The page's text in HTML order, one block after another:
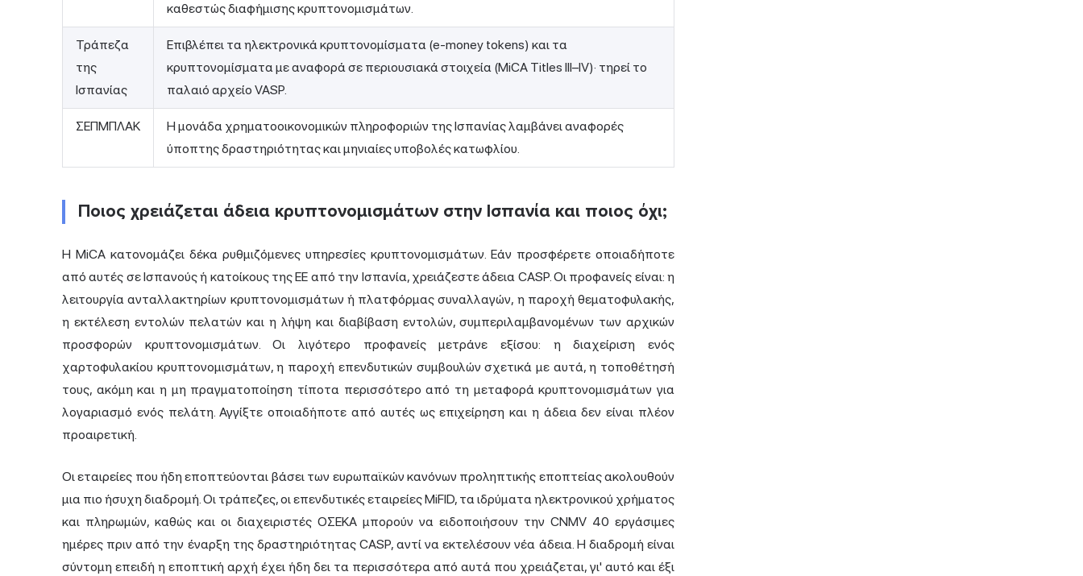
καθεστώς διαφήμισης κρυπτονομισμάτων.
Τράπεζα
της
Ισπανίας
Επιβλέπει τα ηλεκτρονικά κρυπτονομίσματα (e-money tokens) και τα
κρυπτονομίσματα με αναφορά σε περιουσιακά στοιχεία (MiCA Titles III–IV)· τηρεί το
παλαιό αρχείο VASP.
ΣΕΠΜΠΛΑΚ
Η μονάδα χρηματοοικονομικών πληροφοριών της Ισπανίας λαμβάνει αναφορές
ύποπτης δραστηριότητας και μηνιαίες υποβολές κατωφλίου.
Ποιος χρειάζεται άδεια κρυπτονομισμάτων στην Ισπανία και ποιος όχι;
Η MiCA κατονομάζει δέκα ρυθμιζόμενες υπηρεσίες κρυπτονομισμάτων. Εάν προσφέρετε οποιαδήποτε
από αυτές σε Ισπανούς ή κατοίκους της ΕΕ από την Ισπανία, χρειάζεστε άδεια CASP. Οι προφανείς είναι: η
λειτουργία ανταλλακτηρίων κρυπτονομισμάτων ή πλατφόρμας συναλλαγών, η παροχή θεματοφυλακής,
η εκτέλεση εντολών πελατών και η λήψη και διαβίβαση εντολών, συμπεριλαμβανομένων των αρχικών
προσφορών κρυπτονομισμάτων. Οι λιγότερο προφανείς μετράνε εξίσου: η διαχείριση ενός
χαρτοφυλακίου κρυπτονομισμάτων, η παροχή επενδυτικών συμβουλών σχετικά με αυτά, η τοποθέτησή
τους, ακόμη και η μη πραγματοποίηση τίποτα περισσότερο από τη μεταφορά κρυπτονομισμάτων για
λογαριασμό ενός πελάτη. Αγγίξτε οποιαδήποτε από αυτές ως επιχείρηση και η άδεια δεν είναι πλέον
προαιρετική.
Οι εταιρείες που ήδη εποπτεύονται βάσει των ευρωπαϊκών κανόνων προληπτικής εποπτείας ακολουθούν
μια πιο ήσυχη διαδρομή. Οι τράπεζες, οι επενδυτικές εταιρείες MiFID, τα ιδρύματα ηλεκτρονικού χρήματος
και πληρωμών, καθώς και οι διαχειριστές ΟΣΕΚΑ μπορούν να ειδοποιήσουν την CNMV 40 εργάσιμες
ημέρες πριν από την έναρξη της δραστηριότητας CASP, αντί να εκτελέσουν νέα άδεια. Η διαδρομή είναι
σύντομη επειδή η εποπτική αρχή έχει ήδη δει τα περισσότερα από αυτά που χρειάζεται, γι' αυτό και έξι